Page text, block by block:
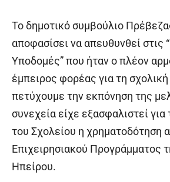
Το δημοτικό συμβούλιο
αποφασίσει να απευθυνθεί στις
Υποδομές” που ήταν ο πλέον
έμπειρος φορέας για τη
πετύχουμε την εκπόνηση της
συνεχεία είχε εξασφαλιστεί
του Σχολείου η χρηματοδότηση
Επιχειρησιακού Προγράμματος
Ηπείρου.